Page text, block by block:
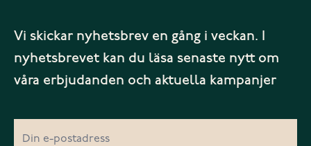
Vi skickar nyhetsbrev en gång i veckan. I
nyhetsbrevet kan du läsa senaste nytt om
våra erbjudanden och aktuella kampanjer